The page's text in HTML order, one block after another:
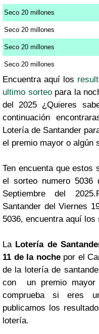
Seco 20 millones
Seco 20 millones
Seco 20 millones
Seco 20 millones
Encuentra aquí los
ultimo sorteopara la
del 2025 ¿Quieres
continuación
Lotería de Santander
el premio mayor o algún
Ten encuenta que estos
el sorteo numero
Septiembre del
Santander del Viernes
5036, encuentra aquí los
La Lotería de
11 de la nochepor el
de la lotería de
con un premio mayor
comprueba si eres
publicamos los
lotería.